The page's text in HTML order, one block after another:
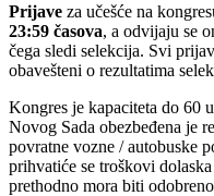
Prijave za učešće na
23:59 časova, a odvijaju se
čega sledi selekcija. Svi
obavešteni o rezultatima
Kongres je kapaciteta do 60
Novog Sada obezbeđena je
povratne vozne / autobuske
prihvatiće se troškovi
prethodno mora biti